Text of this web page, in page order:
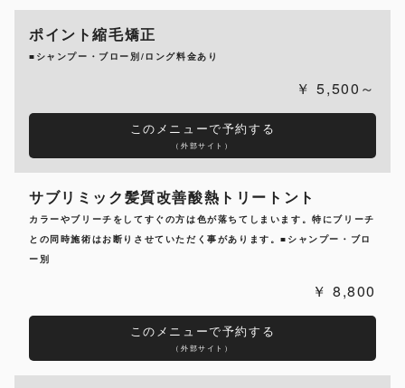
ポイント縮毛矯正
■シャンプー・ブロー別/ロング料金あり
5,500～
このメニューで予約する
（外部サイト）
サブリミック髪質改善酸熱トリートント
カラーやブリーチをしてすぐの方は色が落ちてしまいます。特にブリーチ
との同時施術はお断りさせていただく事があります。■シャンプー・ブロ
ー別
8,800
このメニューで予約する
（外部サイト）